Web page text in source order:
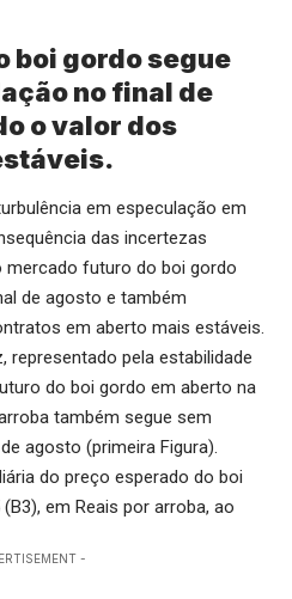
boi gordo segue
no final de
o valor dos
em especulação em
das incertezas
mercado futuro do boi gordo
de agosto e também
em aberto mais estáveis.
representado pela estabilidade
do boi gordo em aberto na
também segue sem
agosto (primeira Figura).
do preço esperado do boi
em Reais por arroba, ao
-